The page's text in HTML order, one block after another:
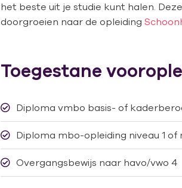
het beste uit je studie kunt halen.
doorgroeien naar de opleiding
Toegestane
Diploma vmbo basis- of
Diploma mbo-opleiding niveau 1 of
Overgangsbewijs naar havo/vwo 4